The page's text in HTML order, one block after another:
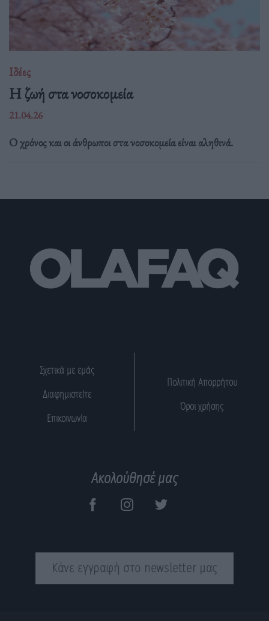
Ιδέες
Η ζωή στα νοσοκομεία
21.04.26
Ο χρόνος και οι άνθρωποι στα νοσοκομεία είναι αληθινά.
Σχετικά με εμάς
Διαφημιστείτε
Επικοινωνία
Πολιτική Απορρήτου
Όροι χρήσης
Ακολούθησέ μας
Κάνε εγγραφή στο newsletter μας